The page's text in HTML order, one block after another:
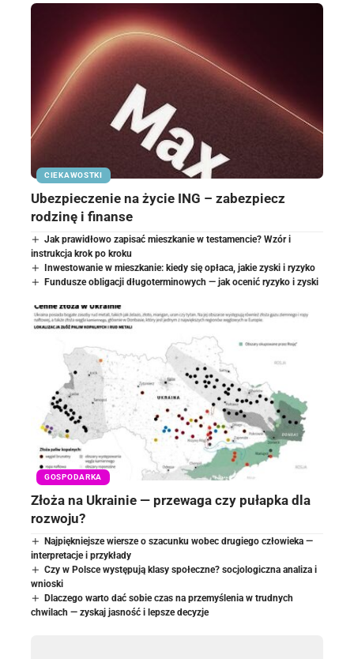
CIEKAWOSTKI
Ubezpieczenie na życie ING – zabezpiecz
rodzinę i finanse
Jak prawidłowo zapisać mieszkanie w testamencie? Wzór i
instrukcja krok po kroku
Inwestowanie w mieszkanie: kiedy się opłaca, jakie zyski i ryzyko
Fundusze obligacji długoterminowych — jak ocenić ryzyko i zyski
GOSPODARKA
Złoża na Ukrainie — przewaga czy pułapka dla
rozwoju?
Najpiękniejsze wiersze o szacunku wobec drugiego człowieka —
interpretacje i przykłady
Czy w Polsce występują klasy społeczne? socjologiczna analiza i
wnioski
Dlaczego warto dać sobie czas na przemyślenia w trudnych
chwilach — zyskaj jasność i lepsze decyzje